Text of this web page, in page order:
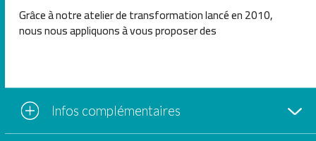
Grâce à notre atelier de transformation lancé en 2010,
nous nous appliquons à vous proposer des
Infos complémentaires